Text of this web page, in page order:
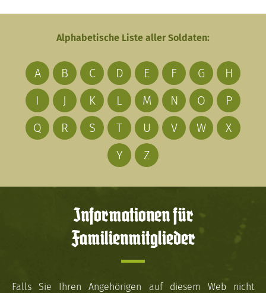
Alphabetische Liste aller Soldaten:
A B C D E F G
H
I
J K L M N O
P
Q
R S T U V W
X
Y
Z
Informationen für
Familienmitglieder
Falls Sie Ihren Angehörigen auf diesem Web nicht